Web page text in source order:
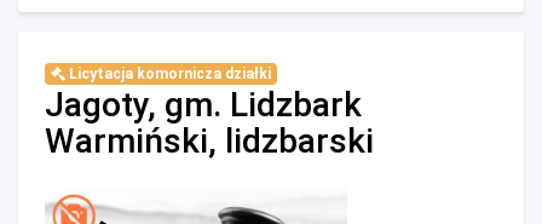
Licytacja komornicza działki
Jagoty, gm. Lidzbark
Warmiński, lidzbarski